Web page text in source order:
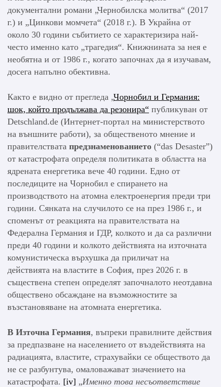
документални романи „Чернобилска молитва“ (2017
г.) и „Цинкови момчета“ (2018 г.). В Украйна от
около 30 години събитието се характеризира най-
често именно като „трагедия“. Книжнината за нея е
необятна и от 1986 г., когато започнах да я изучавам,
досега напълно обективна.
Както е видно от прегледа „Чорнобил и Германия:
шок, който продължава да резонира“ публикуван от
Detschland.de (Интернет-портал на министерството
на външните работи), за общественото мнение и
правителствата предзнаменованието (“das Desaster”)
от катастрофата определя политиката в областта на
ядрената енергетика вече 40 години. Едно от
последиците на Чорнобил е спирането на
производството на атомна електроенергия преди три
години. Сянката на случилото се на през 1986 г., и
споменът от реакцията на правителствата на
Федерална Германия и ГДР, колкото и да са различни
преди 40 години и колкото действията на източната
комунистическа върхушка да приличат на
действията на властите в София, през 2026 г. в
съществена степен определят започналото неотдавна
обществено обсаждане на възможностите за
възстановяване на атомната енергетика.
В Източна Германия, въпреки правилните действия
за предпазване на населението от въздействията на
радиацията, властите, страхувайки се обществото да
не се разбунтува, омаловажават значението на
катастрофата. [iv] „Именно това несъответствие